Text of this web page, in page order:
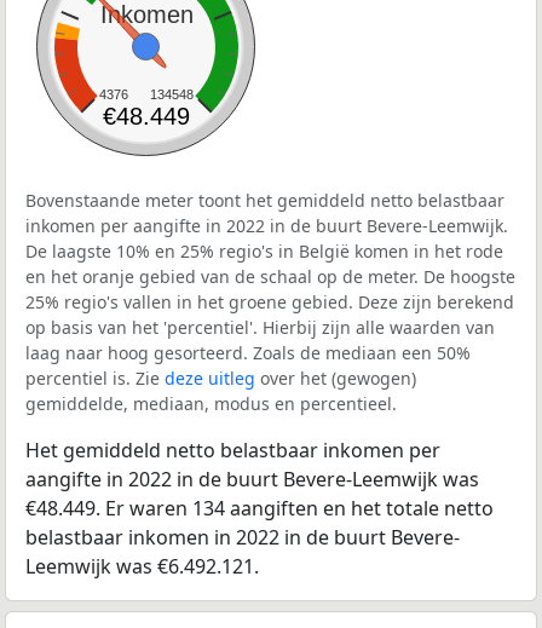
Inkomen
4376 134548
€48.449
Bovenstaande meter toont het gemiddeld netto belastbaar
inkomen per aangifte in 2022 in de buurt Bevere-Leemwijk.
De laagste 10% en 25% regio's in België komen in het rode
en het oranje gebied van de schaal op de meter. De hoogste
25% regio's vallen in het groene gebied. Deze zijn berekend
op basis van het 'percentiel'. Hierbij zijn alle waarden van
laag naar hoog gesorteerd. Zoals de mediaan een 50%
percentiel is. Zie deze uitleg over het (gewogen)
gemiddelde, mediaan, modus en percentieel.
Het gemiddeld netto belastbaar inkomen per
aangifte in 2022 in de buurt Bevere-Leemwijk was
€48.449. Er waren 134 aangiften en het totale netto
belastbaar inkomen in 2022 in de buurt Bevere-
Leemwijk was €6.492.121.